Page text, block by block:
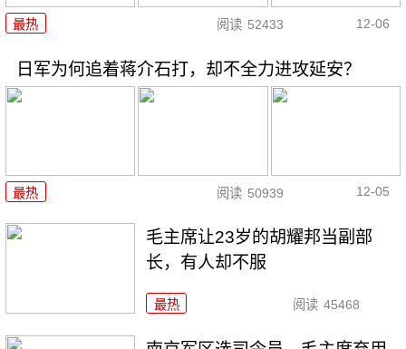
最热 阅读 52433 12-06
日军为何追着蒋介石打，却不全力进攻延安？
最热 阅读 50939 12-05
毛主席让23岁的胡耀邦当副部
长，有人却不服
最热 阅读 45468